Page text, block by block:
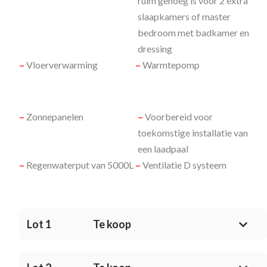
slaapkamers of master
bedroom met badkamer en
dressing
– Vloerverwarming – Warmtepomp
– Zonnepanelen – Voorbereid voor
toekomstige installatie van
een laadpaal
– Regenwaterput van 5000L – Ventilatie D systeem
Lot 1 Te koop